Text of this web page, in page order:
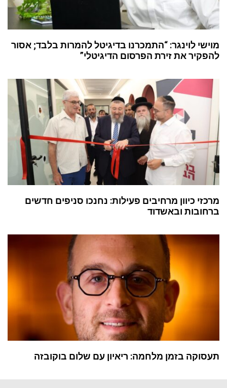
מוישי לוינגר: “התמכרנו בדיגיטל להמרות בלבד; אסור
להפקיר את זירת הפרסום הדיגיטלי”
מרכזי כיוון מרחיבים פעילות: נחנכו סניפים חדשים
ברחובות ובאשדוד
תעסוקה בזמן מלחמה: ריאיון עם שלום בוקובזה